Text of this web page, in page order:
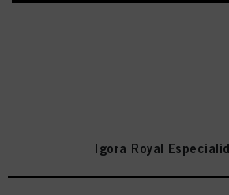
Igora Royal